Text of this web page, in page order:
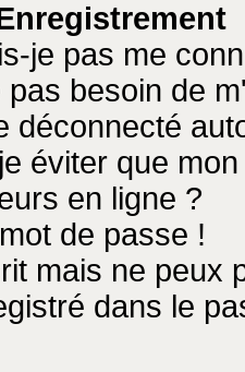
je pas me
pas besoin de
déconnecté
éviter que
en ligne ?
de passe !
mais ne peux
dans le